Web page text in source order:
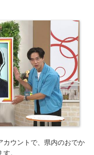
カウントで、県内のおでか
。